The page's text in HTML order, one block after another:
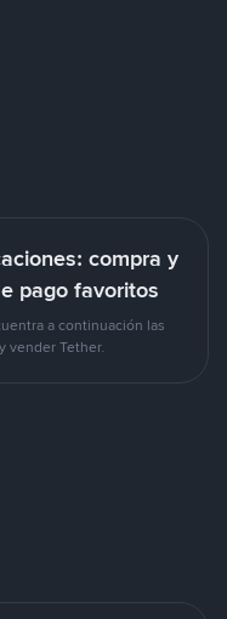
compra y
pago favoritos
a continuación las
vender Tether.